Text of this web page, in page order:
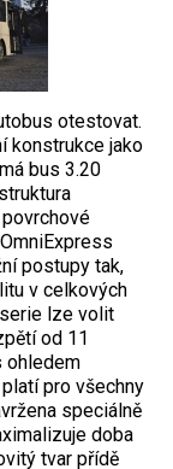
otestovat.
konstrukce jako
bus 3.20
postupy tak,
v celkových
lze volit
od 11
ohledem
pro všechny
speciálně
doba
tvar přídě